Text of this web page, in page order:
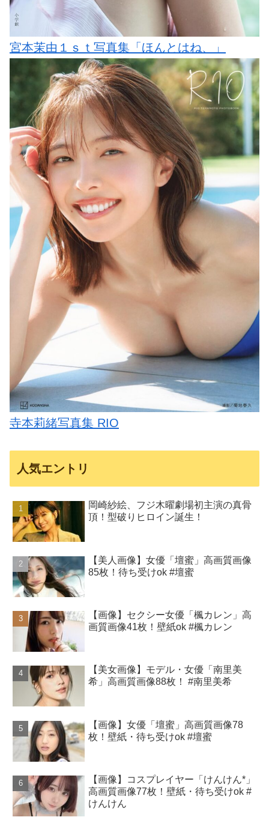
宮本茉由１ｓｔ写真集「ほんとはね、」
寺本莉緒写真集 RIO
人気エントリ
岡崎紗絵、フジ木曜劇場初主演の真骨
頂！型破りヒロイン誕生！
【美人画像】女優「壇蜜」高画質画像
85枚！待ち受けok #壇蜜
【画像】セクシー女優「楓カレン」高
画質画像41枚！壁紙ok #楓カレン
【美女画像】モデル・女優「南里美
希」高画質画像88枚！ #南里美希
【画像】女優「壇蜜」高画質画像78
枚！壁紙・待ち受けok #壇蜜
【画像】コスプレイヤー「けんけん*」
高画質画像77枚！壁紙・待ち受けok #
けんけん